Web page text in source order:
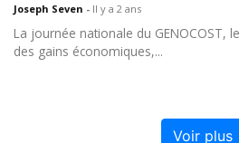
Joseph Seven - Il y a 2 ans
La journée nationale du GENOCOST,
des gains économiques,...
Voir plus